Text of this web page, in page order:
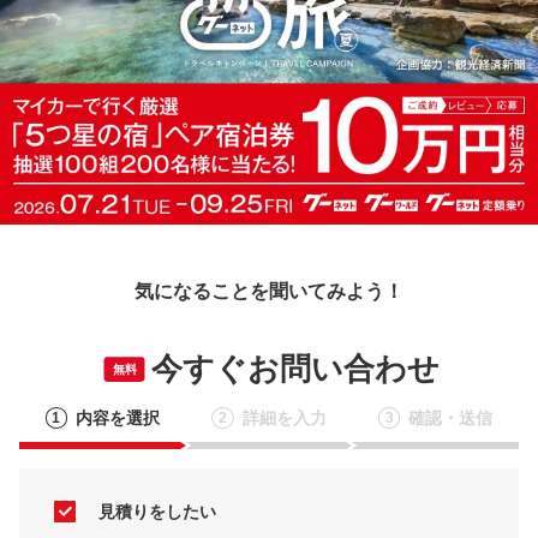
気になることを聞いてみよう！
無料 今すぐお問い合わせ
1 内容を選択 2 詳細を入力 3 確認・送信
見積りをしたい